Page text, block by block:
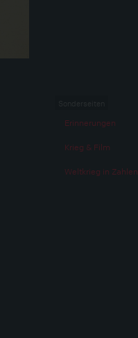
Erinnerungen
Krieg & Film
Weltkrieg in Zahlen